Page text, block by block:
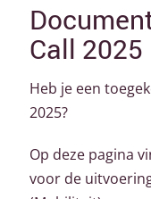
Call 2025
Heb je een
2025?
Op deze pagina
voor de